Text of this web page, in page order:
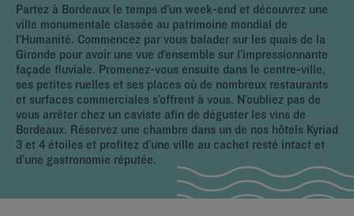
Partez à Bordeaux le temps d’un week-end et découvrez une
ville monumentale classée au patrimoine mondial de
l’Humanité. Commencez par vous balader sur les quais de la
Gironde pour avoir une vue d’ensemble sur l’impressionnante
façade fluviale. Promenez-vous ensuite dans le centre-ville,
ses petites ruelles et ses places où de nombreux restaurants
et surfaces commerciales s’offrent à vous. N’oubliez pas de
vous arrêter chez un caviste afin de déguster les vins de
Bordeaux. Réservez une chambre dans un de nos hôtels Kyriad
3 et 4 étoiles et profitez d’une ville au cachet resté intact et
d’une gastronomie réputée.